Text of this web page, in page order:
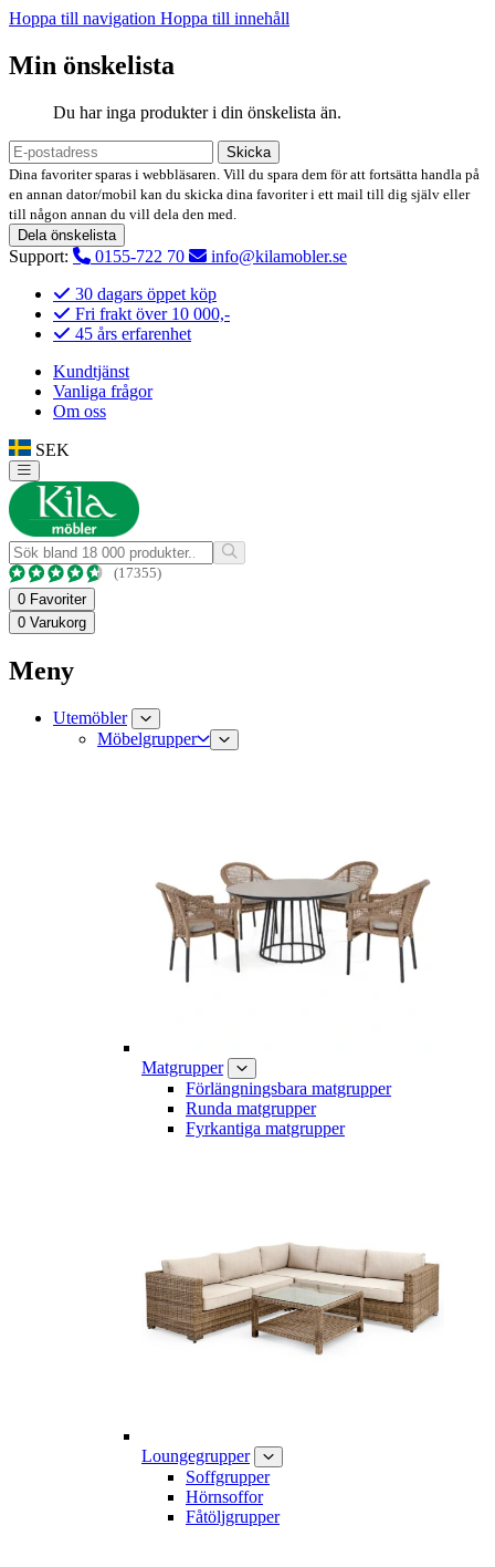
Hoppa till navigation Hoppa till innehåll
Min önskelista
Du har inga produkter i din önskelista än.
Skicka
Dina favoriter sparas i webbläsaren. Vill du spara dem för att fortsätta handla på
en annan dator/mobil kan du skicka dina favoriter i ett mail till dig själv eller
till någon annan du vill dela den med.
Dela önskelista
Support: 0155-722 70
info@kilamobler.se
30 dagars öppet köp
Fri frakt över 10 000,-
45 års erfarenhet
Kundtjänst
Vanliga frågor
Om oss
SEK
(17355)
0 Favoriter
0 Varukorg
Meny
Utemöbler
Möbelgrupper
Matgrupper
Förlängningsbara matgrupper
Runda matgrupper
Fyrkantiga matgrupper
Loungegrupper
Soffgrupper
Hörnsoffor
Fåtöljgrupper